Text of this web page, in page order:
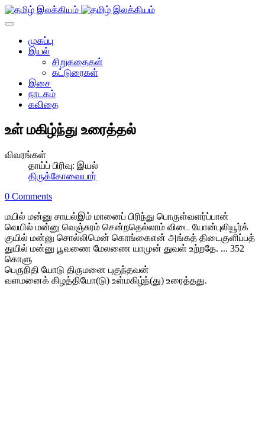
முகப்பு
இயல்
சிறுகதைகள்
கட்டுரைகள்
இசை
நாடகம்
கவிதை
உள் மகிழ்ந்து உரைத்தல்
விவரங்கள்
தாய்ப் பிரிவு: இயல்
திருக்கோவையார்
0 Comments
மயில் மன்னு சாயல்இம் மானைப் பிரிந்து பொருள்வளர்ப்பான்
வெயில் மன்னு வெஞ்சுரம் சென்றதெல்லாம் விடை யோன்புலியூர்க்
குயில் மன்னு சொல்லிமென் கொங்கைஎன் அங்கத் திடைகுளிப்பத்
துயில் மன்னு பூவணை மேலணை யாமுன் துவள் உற்றதே. ... 352
கொளு
பெருநிதி யோடு திருமனை புகுந்தவன்
வளமனைக் கிழத்தியோ(டு) உள்மகிழ்ந்(து) உரைத்தது.